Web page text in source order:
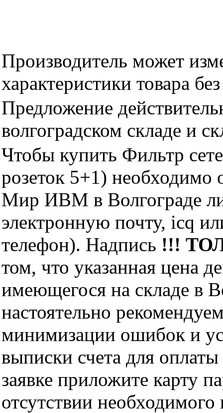
Производитель может
характеристики товара
Предложение
волгоградском складе и
Чтобы купить Фильтр
розеток 5+1)
Мир ИВМ в Волгограде
электронную почту, icq
телефон). Надпись !!!
том, что указанная цена
имеющегося на складе в
настоятельно
минимизации ошибок и
выписки счета для
заявке приложите карту
отсутствии